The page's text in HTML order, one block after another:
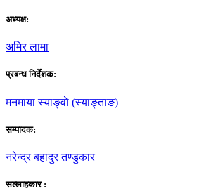
अध्यक्ष:
अमिर लामा
प्रबन्ध निर्देशक:
मनमाया स्याङ्वाे (स्याङ्ताङ)
सम्पादक:
नरेन्द्र बहादुर तण्डुकार
सल्लाहकार :